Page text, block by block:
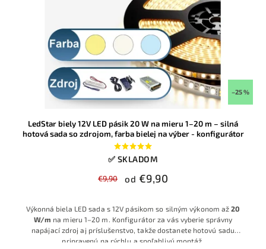
–25 %
LedStar biely 12V LED pásik 20 W na mieru 1–20 m – silná
hotová sada so zdrojom, farba bielej na výber - konfigurátor
✅ SKLADOM
€9,90 od €9,90
Výkonná biela LED sada s 12V pásikom so silným výkonom až20
W/m na mieru 1–20 m. Konfigurátor za vás vyberie správny
napájací zdroj aj príslušenstvo, takže dostanete hotovú sadu
pripravenú na rýchlu a spoľahlivú montáž.